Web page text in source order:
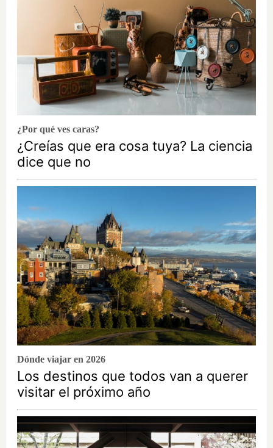
¿Por qué ves caras?
¿Creías que era cosa tuya? La ciencia
dice que no
Dónde viajar en 2026
Los destinos que todos van a querer
visitar el próximo año